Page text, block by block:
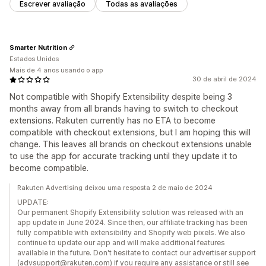
Escrever avaliação Todas as avaliações
30 de abril de 2024
Not compatible with Shopify Extensibility despite being 3
months away from all brands having to switch to checkout
extensions. Rakuten currently has no ETA to become
compatible with checkout extensions, but I am hoping this will
change. This leaves all brands on checkout extensions unable
to use the app for accurate tracking until they update it to
become compatible.
Smarter Nutrition
Estados Unidos
Mais de 4 anos usando o app
Rakuten Advertising deixou uma resposta 2 de maio de 2024
UPDATE:
Our permanent Shopify Extensibility solution was released with an
app update in June 2024. Since then, our affiliate tracking has been
fully compatible with extensibility and Shopify web pixels. We also
continue to update our app and will make additional features
available in the future. Don't hesitate to contact our advertiser support
(advsupport@rakuten.com) if you require any assistance or still see